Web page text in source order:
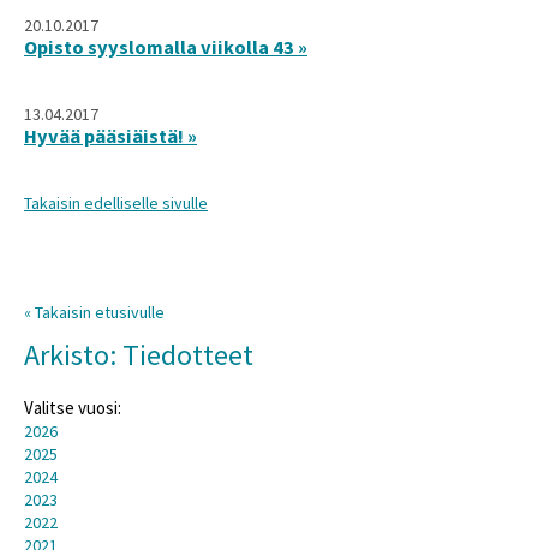
20.10.2017
Opisto syyslomalla viikolla 43 »
13.04.2017
Hyvää pääsiäistä! »
Takaisin edelliselle sivulle
« Takaisin etusivulle
Arkisto: Tiedotteet
Valitse vuosi:
2026
2025
2024
2023
2022
2021